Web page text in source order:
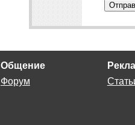
Общение
Форум